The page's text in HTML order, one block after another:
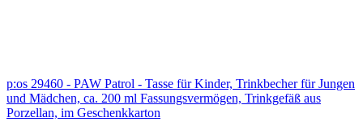
p:os 29460 - PAW Patrol - Tasse für Kinder, Trinkbecher für Jungen
und Mädchen, ca. 200 ml Fassungsvermögen, Trinkgefäß aus
Porzellan, im Geschenkkarton